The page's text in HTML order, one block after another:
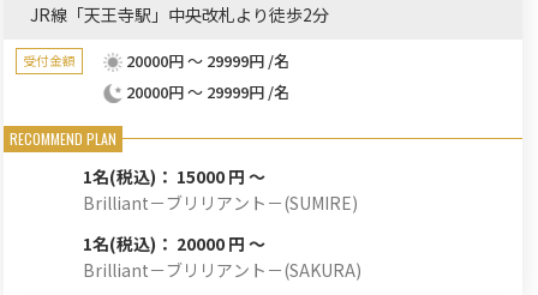
JR線「天王寺駅」中央改札より徒歩2分
受付金額
20000円 ～ 29999円 /名
20000円 ～ 29999円 /名
1名(税込)： 15000 円 ～
Brilliant－ブリリアント－(SUMIRE)
1名(税込)： 20000 円 ～
Brilliant－ブリリアント－(SAKURA)